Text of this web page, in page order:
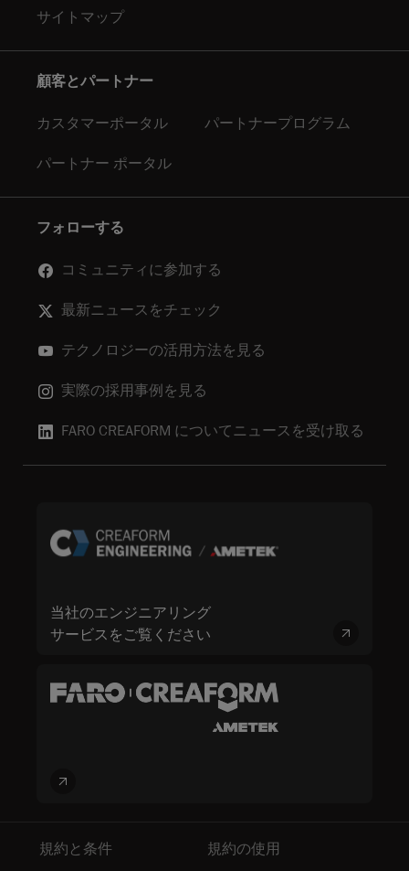
サイトマップ
顧客とパートナー
カスタマーポータル パートナープログラム
パートナー ポータル
フォローする
コミュニティに参加する
最新ニュースをチェック
テクノロジーの活用方法を見る
実際の採用事例を見る
FARO CREAFORM についてニュースを受け取る
当社のエンジニアリング
サービスをご覧ください
規約と条件 規約の使用